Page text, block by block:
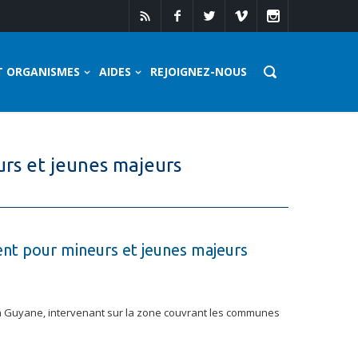
ORGANISMES AIDES REJOIGNEZ-NOUS
et jeunes majeurs
pour mineurs et jeunes majeurs
intervenant sur la zone couvrant les communes